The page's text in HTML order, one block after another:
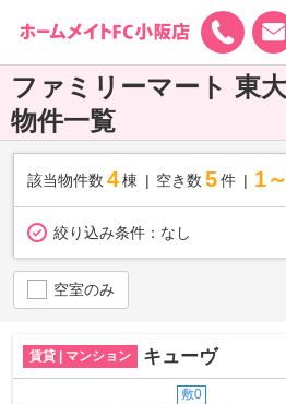
ファミリーマート 東
物件一覧
該当物件数 4棟 空き数 5 件 1
絞り込み条件： なし
空室のみ
賃貸 | マンション キューヴ
敷0